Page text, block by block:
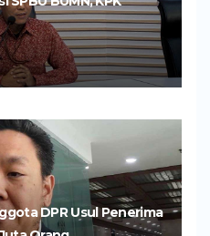
DPR Usul Penerima